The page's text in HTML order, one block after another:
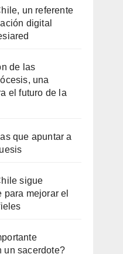
un referente
digital
de las
una
el futuro de la
que apuntar a
sigue
mejorar el
un sacerdote?